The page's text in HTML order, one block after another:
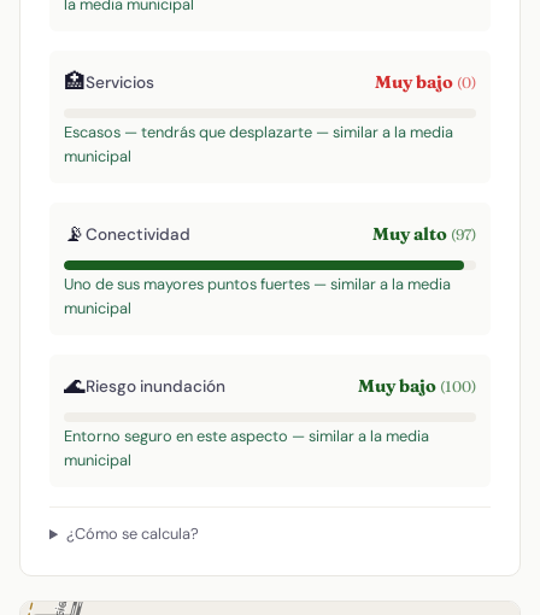
la media municipal
🏥Servicios Muy bajo (0)
Escasos — tendrás que desplazarte — similar a la media
municipal
📡Conectividad Muy alto (97)
Uno de sus mayores puntos fuertes — similar a la media
municipal
🌊Riesgo inundación Muy bajo (100)
Entorno seguro en este aspecto — similar a la media
municipal
¿Cómo se calcula?